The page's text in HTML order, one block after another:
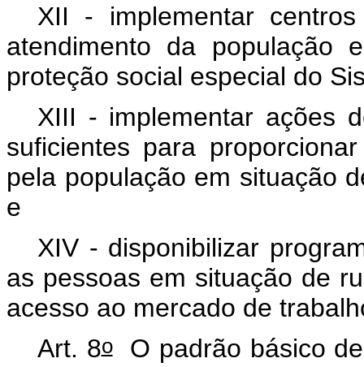
XII - implementar
atendimento da população
proteção social especial do
XIII - implementar ações
suficientes para
pela população em situação
e
XIV - disponibilizar
as pessoas em situação de
acesso ao mercado de
Art. 8oO padrão básico de